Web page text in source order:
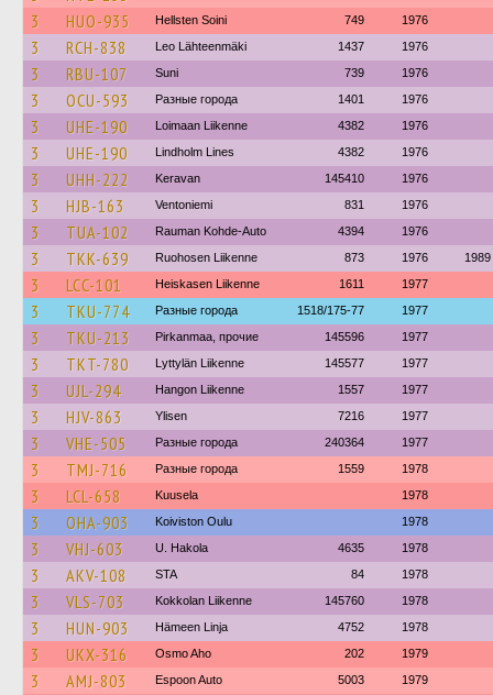
3
HUO-935 Hellsten Soini 749 1976
3 RCH-838 Leo Lähteenmäki 1437 1976
3 RBU-107 Suni 739 1976
3 OCU-593 Разные города 1401 1976
3 UHE-190 Loimaan Liikenne 4382 1976
3 UHE-190 Lindholm Lines 4382 1976
3 UHH-222 Keravan 145410 1976
3 HJB-163 Ventoniemi 831 1976
3 TUA-102 Rauman Kohde-Auto 4394 1976
3 TKK-639 Ruohosen Liikenne 873 1976 1989
3 LCC-101 Heiskasen Liikenne 1611 1977
3 TKU-774 Разные города 1518/175-77 1977
3 TKU-213 Pirkanmaa, прочие 145596 1977
3 TKT-780 Lyttylän Liikenne 145577 1977
3 UJL-294 Hangon Liikenne 1557 1977
3 HJV-863 Ylisen 7216 1977
3 VHE-505 Разные города 240364 1977
3 TMJ-716 Разные города 1559 1978
3 LCL-658 Kuusela 1978
3 OHA-903 Koiviston Oulu 1978
3 VHJ-603 U. Hakola 4635 1978
3 AKV-108 STA 84 1978
3 VLS-703 Kokkolan Liikenne 145760 1978
3 HUN-903 Hämeen Linja 4752 1978
3 UKX-316 Osmo Aho 202 1979
3 AMJ-803 Espoon Auto 5003 1979